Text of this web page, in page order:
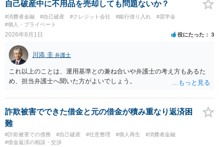
自己破産中に不用品を売却しても問題ないか？
#消費者金融 #自己破産 #クレジット会社 #銀行借り入れ
#奨学金
#個人・プライベート
2026年8月1日 役にたった 3
川添 圭 弁護士
これ以上のことは、運用基準との兼ね合いや弁護士の考え方もあるた
め、担当弁護士へ聞いた方がよいでしょう。
詐欺被害でできた借金と元の借金が積み重なり返済困
難
#詐欺被害での債務 #自己破産 #任意整理 #個人再生
#消費者金融
#借金返済の相談・交渉